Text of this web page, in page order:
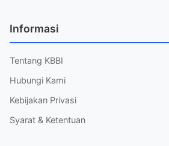
Informasi
Tentang KBBI
Hubungi Kami
Kebijakan Privasi
Syarat & Ketentuan